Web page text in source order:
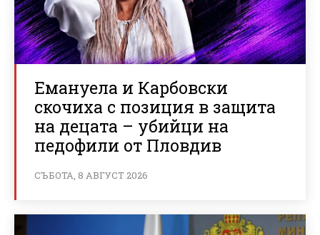
Емануела и Карбовски
скочиха с позиция в защита
на децата – убийци на
педофили от Пловдив
СЪБОТА, 8 АВГУСТ 2026